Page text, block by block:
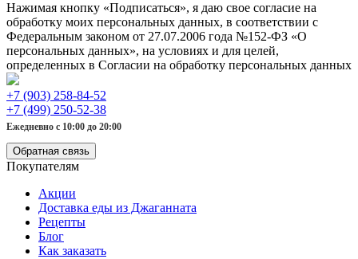
Нажимая кнопку «Подписаться», я даю свое согласие на
обработку моих персональных данных, в соответствии с
Федеральным законом от 27.07.2006 года №152-ФЗ «О
персональных данных», на условиях и для целей,
определенных в Согласии на обработку персональных данных
+7 (903) 258-84-52
+7 (499) 250-52-38
Ежедневно с 10:00 до 20:00
Обратная связь
Покупателям
Акции
Доставка еды из Джаганната
Рецепты
Блог
Как заказать